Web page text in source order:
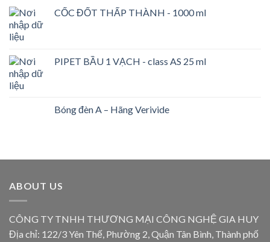
CỐC ĐỐT THẤP THÀNH - 1000 ml
PIPET BẦU 1 VẠCH - class AS 25 ml
Bóng đèn A – Hãng Verivide
ABOUT US
CÔNG TY TNHH THƯƠNG MẠI CÔNG NGHỆ GIA HUY
Địa chỉ: 122/3 Yên Thế, Phường 2, Quận Tân Bình, Thành phố